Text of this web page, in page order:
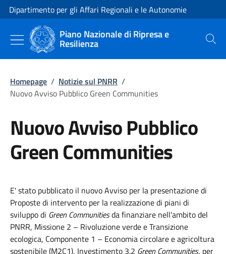
Vai al contenuto
Vai alla navigazione del sito
Dipartimento per gli Affari Regionali e le Autonomie
Piano Nazionale di Ripresa e
Resilienza Cerca
Homepage / Notizie sul PNRR /
Nuovo Avviso Pubblico Green Communities
Nuovo Avviso Pubblico
Green Communities
E' stato pubblicato il nuovo Avviso per la presentazione di
Proposte di intervento per la realizzazione di piani di
sviluppo di Green Communitiesda finanziare nell'ambito del
PNRR, Missione 2 – Rivoluzione verde e Transizione
ecologica, Componente 1 – Economia circolare e agricoltura
sostenibile (M2C1), Investimento 3.2 Green Communities, per